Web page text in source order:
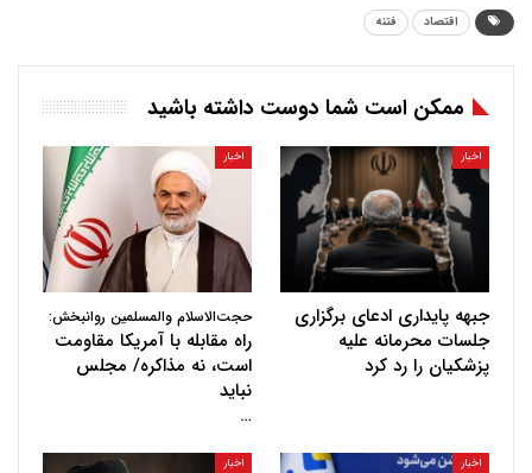
اقتصاد فتنه
ممکن است شما دوست داشته باشید
اخبار
جبهه پایداری ادعای برگزاری
جلسات محرمانه علیه
پزشکیان را رد کرد
اخبار
حجت‌الاسلام والمسلمین روانبخش:
راه مقابله با آمریکا مقاومت
است، نه مذاکره/ مجلس
نباید
…
اخبار اخبار